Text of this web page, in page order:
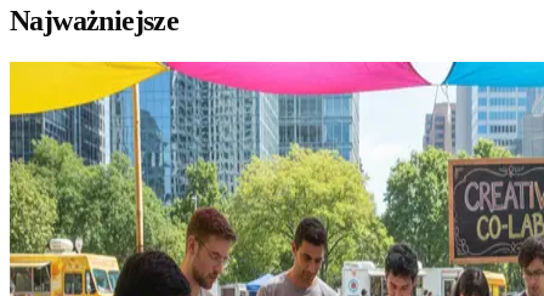
Najważniejsze